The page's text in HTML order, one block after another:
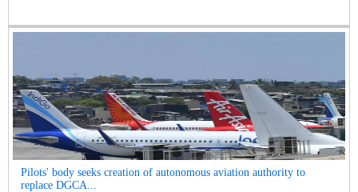
Pilots' body seeks creation of autonomous aviation authority to
replace DGCA...